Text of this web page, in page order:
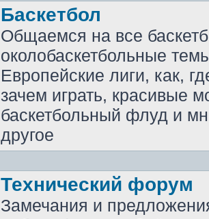
Баскетбол
Общаемся на все
околобаскетбольные
Европейские лиги, как,
зачем играть, красивые
баскетбольный флуд и
другое
Технический форум
Замечания и